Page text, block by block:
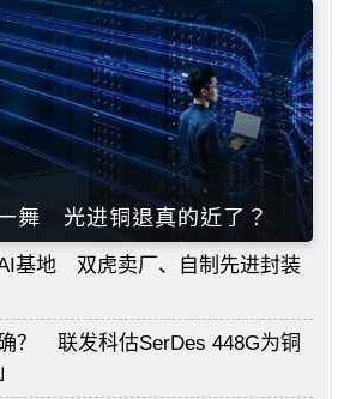
舞 光进铜退真的近了？
基地 双虎卖厂、自制先进封装
？ 联发科估SerDes 448G为铜